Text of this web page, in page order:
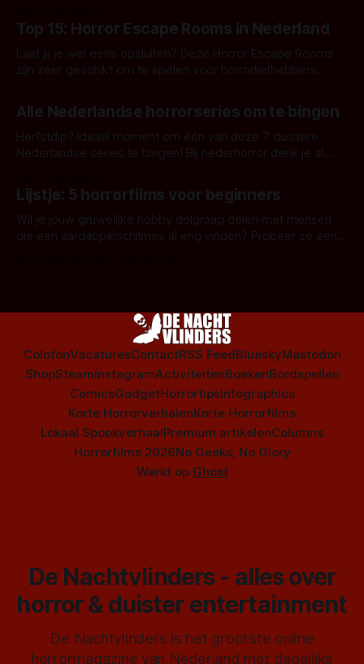
Top 15: Horror Escape Rooms in Nederland
Laat jij je wel eens opsluiten? Deze Horror Escape Rooms
zijn zeer geschikt om te spelen voor horrorliefhebbers.
Alle Nederlandse horrorseries om te bingen
Herfstdip? Ideaal moment om één van deze 7 duistere
Nederlandse series te bingen! Bij nederhorror denk je al
Amsterdamned of The Johnsons. Maar Nederlandse horror
is niet beperkt tot films. Hier een aantal Nederlandse tv-
series uit het duistere of horrorgenre. Als
Lijstje: 5 horrorfilms voor beginners
Wil je jouw gruwelijke hobby dolgraag delen met mensen
die een aardappelschilmes al eng vinden? Probeer ze eens
ColofonVacaturesContactRSS FeedBlueskyMastodon
ShopSteamInstagramActiviteitenBoekenBordspellen
ComicsGadgetHorrortipsInfographics
Korte HorrorverhalenKorte Horrorfilms
Lokaal SpookverhaalPremium artikelenColumns
Horrorfilms 2026No Geeks, No Glory
Werkt op Ghost
De Nachtvlinders - alles over
horror & duister entertainment
De Nachtvlinders is het grootste online
horrormagazine van Nederland met dagelijks